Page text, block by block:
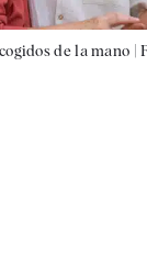
de la mano |